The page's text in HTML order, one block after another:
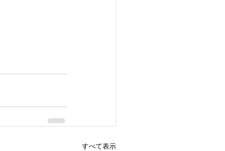
すべて表示